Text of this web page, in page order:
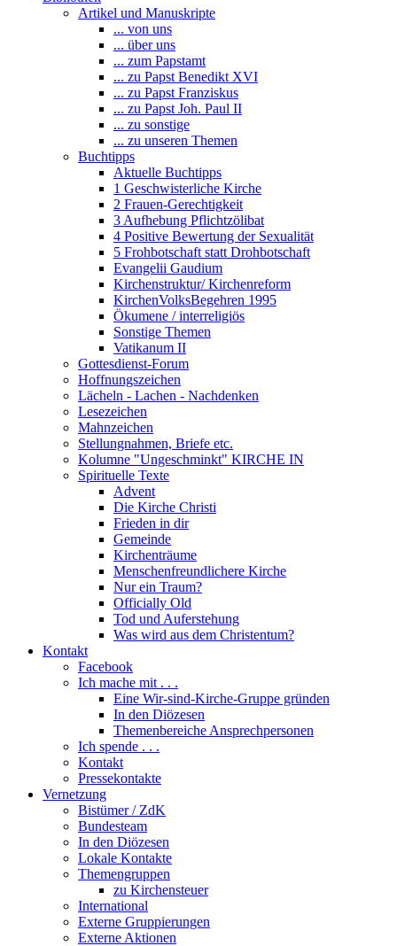
Artikel und Manuskripte
... von uns
... über uns
... zum Papstamt
... zu Papst Benedikt XVI
... zu Papst Franziskus
... zu Papst Joh. Paul II
... zu sonstige
... zu unseren Themen
Buchtipps
Aktuelle Buchtipps
1 Geschwisterliche Kirche
2 Frauen-Gerechtigkeit
3 Aufhebung Pflichtzölibat
4 Positive Bewertung der Sexualität
5 Frohbotschaft statt Drohbotschaft
Evangelii Gaudium
Kirchenstruktur/ Kirchenreform
KirchenVolksBegehren 1995
Ökumene / interreligiös
Sonstige Themen
Vatikanum II
Gottesdienst-Forum
Hoffnungszeichen
Lächeln - Lachen - Nachdenken
Lesezeichen
Mahnzeichen
Stellungnahmen, Briefe etc.
Kolumne "Ungeschminkt" KIRCHE IN
Spirituelle Texte
Advent
Die Kirche Christi
Frieden in dir
Gemeinde
Kirchenträume
Menschenfreundlichere Kirche
Nur ein Traum?
Officially Old
Tod und Auferstehung
Was wird aus dem Christentum?
Kontakt
Facebook
Ich mache mit . . .
Eine Wir-sind-Kirche-Gruppe gründen
In den Diözesen
Themenbereiche Ansprechpersonen
Ich spende . . .
Kontakt
Pressekontakte
Vernetzung
Bistümer / ZdK
Bundesteam
In den Diözesen
Lokale Kontakte
Themengruppen
zu Kirchensteuer
International
Externe Gruppierungen
Externe Aktionen